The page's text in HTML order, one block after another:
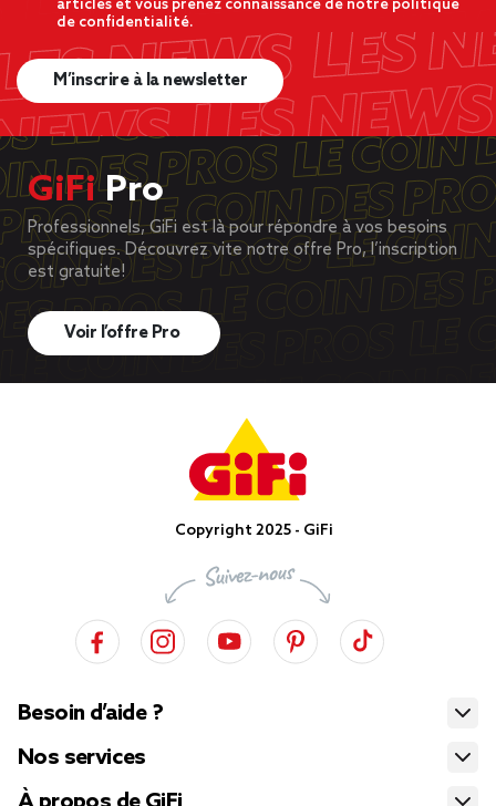
articles et vous prenez connaissance de notre politique
de confidentialité.
M’inscrire à la newsletter
GiFiPro
Professionnels, GiFi est là pour répondre à vos besoins
spécifiques. Découvrez vite notre offre Pro, l’inscription
est gratuite!
Voir l’offre Pro
Copyright 2025 - GiFi
Besoin d’aide ?
Nos services